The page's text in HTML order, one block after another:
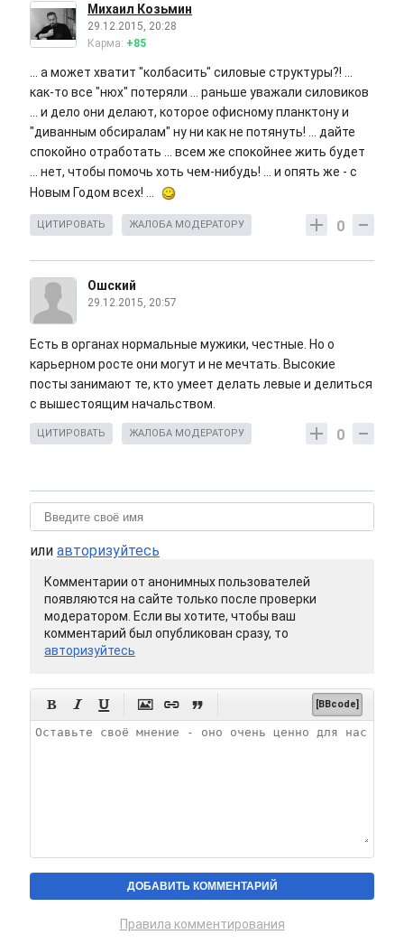
Михаил Козьмин
29.12.2015, 20:28
Карма: +85
... а может хватит "колбасить" силовые структуры?! ...
как-то все "нюх" потеряли ... раньше уважали силовиков
... и дело они делают, которое офисному планктону и
"диванным обсиралам" ну ни как не потянуть! ... дайте
спокойно отработать ... всем же спокойнее жить будет
... нет, чтобы помочь хоть чем-нибудь! ... и опять же - с
Новым Годом всех! ...
0
ЦИТИРОВАТЬ ЖАЛОБА МОДЕРАТОРУ
Ошский
29.12.2015, 20:57
Есть в органах нормальные мужики, честные. Но о
карьерном росте они могут и не мечтать. Высокие
посты занимают те, кто умеет делать левые и делиться
с вышестоящим начальством.
0
ЦИТИРОВАТЬ ЖАЛОБА МОДЕРАТОРУ
или авторизуйтесь
Комментарии от анонимных пользователей
появляются на сайте только после проверки
модератором. Если вы хотите, чтобы ваш
комментарий был опубликован сразу, то
авторизуйтесь
      [BBcode]
Правила комментирования